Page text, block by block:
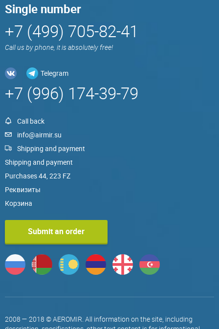
Single number
+7 (499) 705-82-41
Call us by phone, it is absolutely free!
Telegram
+7 (996) 174-39-79
Call back
info@airmir.su
Shipping and payment
Shipping and payment
Purchases 44, 223 FZ
Реквизиты
Корзина
Submit an order
2008 — 2018 © AEROMIR. All information on the site, including